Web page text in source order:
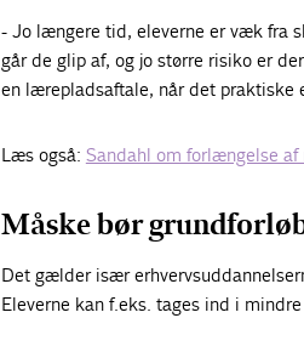
- Jo længere tid, eleverne er væk fra
går de glip af, og jo større risiko er
en lærepladsaftale, når det praktiske
Læs også: Sandahl om forlængelse
Måske bør
Det gælder især
Eleverne kan f.eks. tages ind i